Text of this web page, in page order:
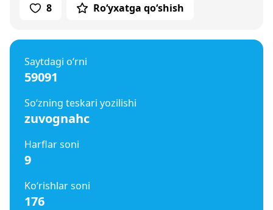
8 Ro‘yxatga qo‘shish
Saytdagi o‘rni
59091
So‘zning teskari yozilishi
zuvognahc
Harflar soni
9
Ko‘rishlar soni
176